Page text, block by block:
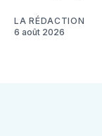
LA RÉDACTION
6 août 2026